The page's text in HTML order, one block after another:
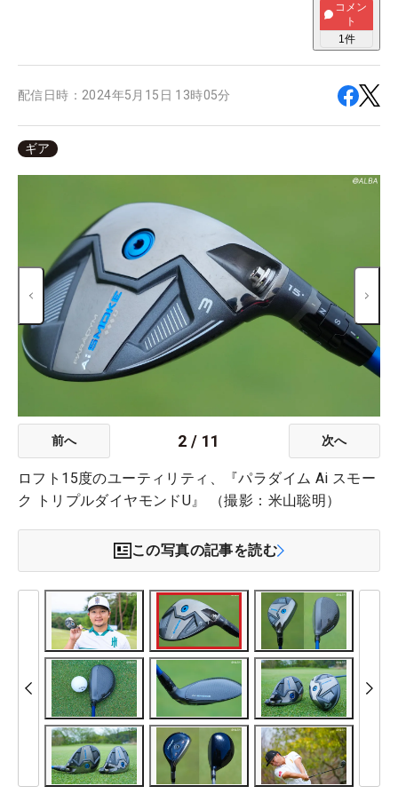
コメン
ト
1件
配信日時： 2024年5月15日 13時05分
ギア
前へ 2 / 11 次へ
ロフト15度のユーティリティ、『パラダイム Ai スモー
ク トリプルダイヤモンドU』 （撮影：米山聡明）
この写真の記事を読む